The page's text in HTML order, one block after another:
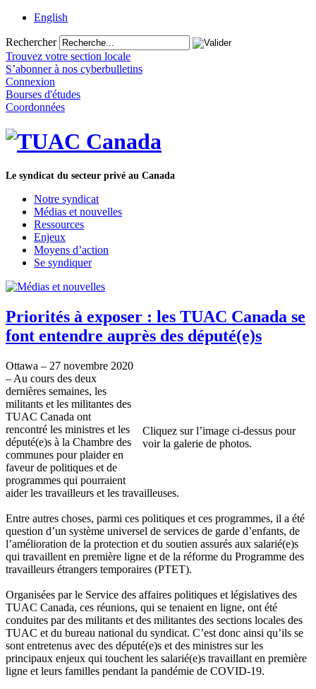
English
Rechercher
Trouvez votre section locale
S’abonner à nos cyberbulletins
Connexion
Bourses d'études
Coordonnées
Le syndicat du secteur privé au Canada
Notre syndicat
Médias et nouvelles
Ressources
Enjeux
Moyens d’action
Se syndiquer
Priorités à exposer : les TUAC Canada se
font entendre auprès des député(e)s
Cliquez sur l’image ci-dessus pour
voir la galerie de photos.
Ottawa – 27 novembre 2020
– Au cours des deux
dernières semaines, les
militants et les militantes des
TUAC Canada ont
rencontré les ministres et les
député(e)s à la Chambre des
communes pour plaider en
faveur de politiques et de
programmes qui pourraient
aider les travailleurs et les travailleuses.
Entre autres choses, parmi ces politiques et ces programmes, il a été
question d’un système universel de services de garde d’enfants, de
l’amélioration de la protection et du soutien assurés aux salarié(e)s
qui travaillent en première ligne et de la réforme du Programme des
travailleurs étrangers temporaires (PTET).
Organisées par le Service des affaires politiques et législatives des
TUAC Canada, ces réunions, qui se tenaient en ligne, ont été
conduites par des militants et des militantes des sections locales des
TUAC et du bureau national du syndicat. C’est donc ainsi qu’ils se
sont entretenus avec des député(e)s et des ministres sur les
principaux enjeux qui touchent les salarié(e)s travaillant en première
ligne et leurs familles pendant la pandémie de COVID-19.